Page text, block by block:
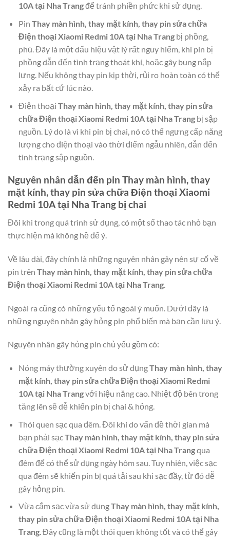
10A tại Nha Trangđể tránh phiền phức khi sử dụng.
Pin Thay màn hình, thay mặt kính, thay pin sửa chữa
Điện thoại Xiaomi Redmi 10A tại Nha Trangbị phồng,
phù. Đây là một dấu hiệu vật lý rất nguy hiểm, khi pin bị
phồng dẫn đến tình trạng thoát khí, hoặc gây bung nắp
lưng. Nếu không thay pin kịp thời, rủi ro hoàn toàn có thể
xảy ra bất cứ lúc nào.
Điện thoại Thay màn hình, thay mặt kính, thay pin sửa
chữa Điện thoại Xiaomi Redmi 10A tại Nha Trangbị sập
nguồn. Lý do là vì khi pin bị chai, nó có thể ngưng cấp năng
lượng cho điện thoại vào thời điểm ngẫu nhiên, dẫn đến
tình trạng sập nguồn.
Nguyên nhân dẫn đến pin Thay màn hình, thay
mặt kính, thay pin sửa chữa Điện thoại Xiaomi
Redmi 10A tại Nha Trang bị chai
Đôi khi trong quá trình sử dụng, có một số thao tác nhỏ bạn
thực hiện mà không hề để ý.
Về lâu dài, đây chính là những nguyên nhân gây nên sự cố về
pin trên Thay màn hình, thay mặt kính, thay pin sửa chữa
Điện thoại Xiaomi Redmi 10A tại Nha Trang.
Ngoài ra cũng có những yếu tố ngoài ý muốn. Dưới đây là
những nguyên nhân gây hỏng pin phổ biến mà bạn cần lưu ý.
Nguyên nhân gây hỏng pin chủ yếu gồm có:
Nóng máy thường xuyên do sử dụngThay màn hình, thay
mặt kính, thay pin sửa chữa Điện thoại Xiaomi Redmi
10A tại Nha Trangvới hiệu năng cao. Nhiệt độ bên trong
tăng lên sẽ dễ khiến pin bị chai & hỏng.
Thói quen sạc qua đêm. Đôi khi do vấn đề thời gian mà
bạn phải sạcThay màn hình, thay mặt kính, thay pin sửa
chữa Điện thoại Xiaomi Redmi 10A tại Nha Trangqua
đêm để có thể sử dụng ngày hôm sau. Tuy nhiên, việc sạc
qua đêm sẽ khiến pin bị quá tải sau khi sạc đầy, từ đó dễ
gây hỏng pin.
Vừa cắm sạc vừa sử dụngThay màn hình, thay mặt kính,
thay pin sửa chữa Điện thoại Xiaomi Redmi 10A tại Nha
Trang. Đây cũng là một thói quen không tốt và có thể gây